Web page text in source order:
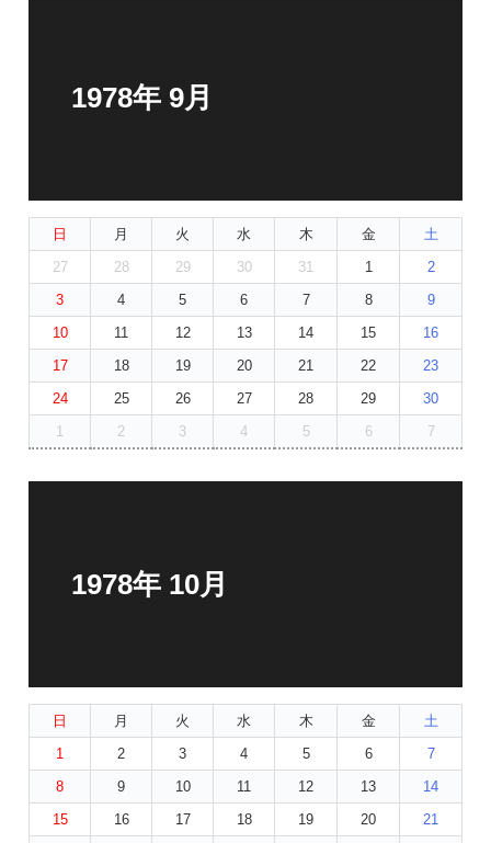
1978年 9月
日 月 火 水 木 金
土
27
28 29 30 31 1
2
3
4 5 6 7 8
9
10
11 12 13 14 15
16
17
18 19 20 21 22
23
24
25 26 27 28 29
30
1
2 3 4 5 6 7
1978年 10月
日 月 火 水 木 金
土
1
2 3 4 5 6
7
8
9 10 11 12 13
14
15
16 17 18 19 20
21